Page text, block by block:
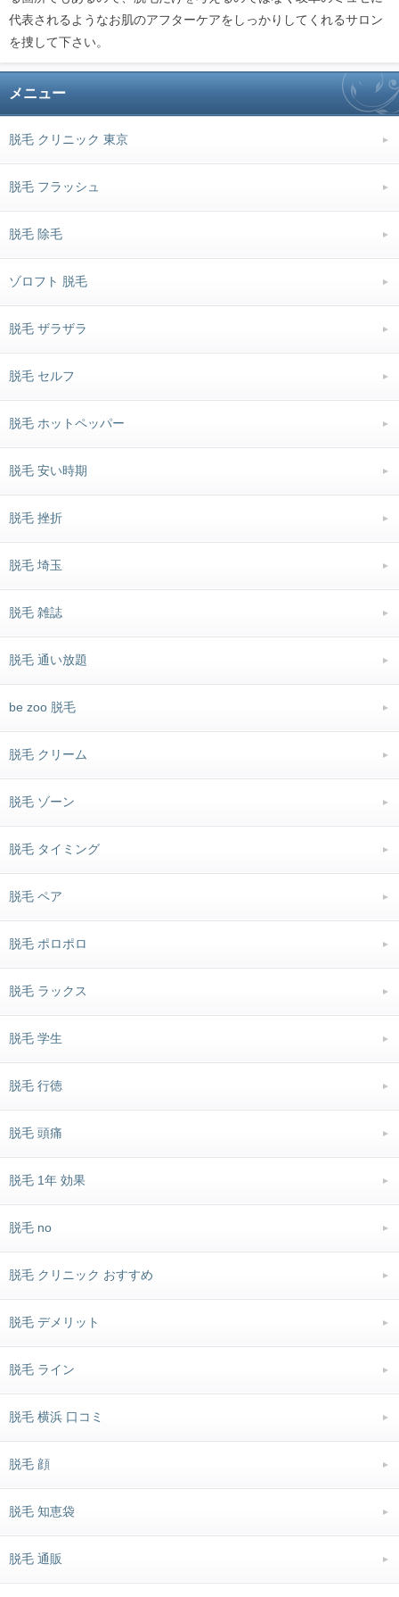
代表されるようなお肌のアフターケアをしっかりしてくれるサロン
を捜して下さい。
メニュー
脱毛 クリニック 東京
脱毛 フラッシュ
脱毛 除毛
ゾロフト 脱毛
脱毛 ザラザラ
脱毛 セルフ
脱毛 ホットペッパー
脱毛 安い時期
脱毛 挫折
脱毛 埼玉
脱毛 雑誌
脱毛 通い放題
be zoo 脱毛
脱毛 クリーム
脱毛 ゾーン
脱毛 タイミング
脱毛 ペア
脱毛 ポロポロ
脱毛 ラックス
脱毛 学生
脱毛 行徳
脱毛 頭痛
脱毛 1年 効果
脱毛 no
脱毛 クリニック おすすめ
脱毛 デメリット
脱毛 ライン
脱毛 横浜 口コミ
脱毛 顔
脱毛 知恵袋
脱毛 通販